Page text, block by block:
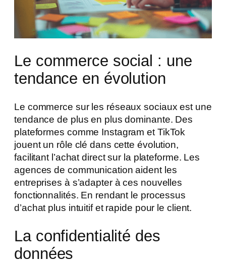
Le commerce social : une
tendance en évolution
Le commerce sur les réseaux sociaux est une
tendance de plus en plus dominante. Des
plateformes comme Instagram et TikTok
jouent un rôle clé dans cette évolution,
facilitant l’achat direct sur la plateforme. Les
agences de communication aident les
entreprises à s’adapter à ces nouvelles
fonctionnalités. En rendant le processus
d’achat plus intuitif et rapide pour le client.
La confidentialité des
données